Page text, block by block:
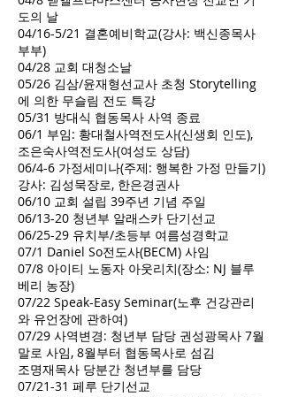
도의 날
04/16-5/21 결혼예비학교(강사: 백신종목사
부부)
04/28 교회 대청소날
05/26 김삼/윤재형선교사 초청 Storytelling
에 의한 무슬림 전도 특강
05/31 방대식 협동목사 사역 종료
06/1 부임: 황대철사역전도사(신생회 인도),
조은숙사역전도사(여성도 상담)
06/4-6 가정세미나(주제: 행복한 가정 만들기)
강사: 김성묵장로, 한은경권사
06/10 교회 설립 39주년 기념 주일
06/13-20 청년부 알래스카 단기선교
06/25-29 유치부/초등부 여름성경학교
07/1 Daniel So전도사(BECM) 사임
07/8 아이티 노동자 아웃리치(장소: NJ 블루
베리 농장)
07/22 Speak-Easy Seminar(노후 건강관리
와 유언장에 관하여)
07/29 사역변경: 청년부 담당 권성광목사 7월
말로 사임, 8월부터 협동목사로 섬김
조명재목사 당분간 청년부를 담당
07/21-31 페루 단기선교